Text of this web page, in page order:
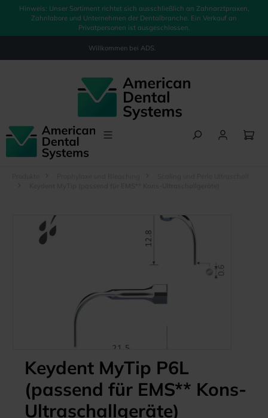
springen
Hinweis: Unser Sortiment richtet sich ausschließlich an Zahnarztpraxen,
Zahnlabore und Unternehmen der Dentalbranche. Ein Verkauf an
Privatpersonen ist ausgeschlossen.
Willkommen bei ADS.
Bildergalerie überspringen
Keydent MyTip P6L
(passend für EMS** Kons-
Ultraschallgeräte)